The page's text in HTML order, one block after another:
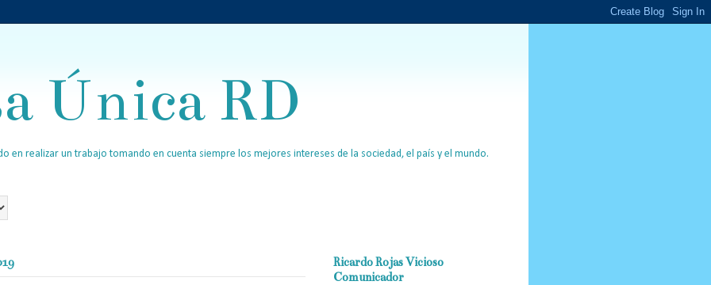
Única RD
en realizar un trabajo tomando en cuenta siempre los mejores intereses de la sociedad, el país y el mundo.
Ricardo Rojas Vicioso
Comunicador